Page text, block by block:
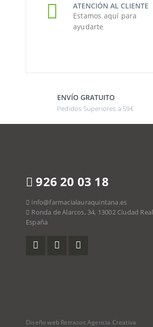
ATENCIÓN AL CLIENTE
Estamos aquí para
ayudarte
ENVÍO GRATUITO
Pedidos Superiores a 59€
926 20 03 18
info@farmacialauraquintana.es
Ronda de Alarcos, 34, 13002 Ciudad Real
España
Diseño web Retrazos Agencia Creativa